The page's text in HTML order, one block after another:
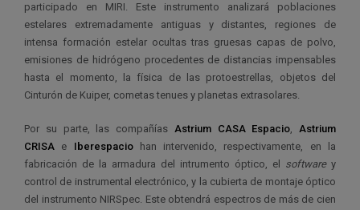
participado en MIRI. Este instrumento analizará poblaciones
estelares extremadamente antiguas y distantes, regiones de
intensa formación estelar ocultas tras gruesas capas de polvo,
emisiones de hidrógeno procedentes de distancias impensables
hasta el momento, la física de las protoestrellas, objetos del
Cinturón de Kuiper, cometas tenues y planetas extrasolares.
Por su parte, las compañías Astrium CASA Espacio, Astrium
CRISA e Iberespacio
han intervenido, respectivamente, en la
fabricación de la armadura del intrumento óptico, el software y
control de instrumental electrónico, y la cubierta de montaje óptico
del instrumento NIRSpec. Este obtendrá espectros de más de cien